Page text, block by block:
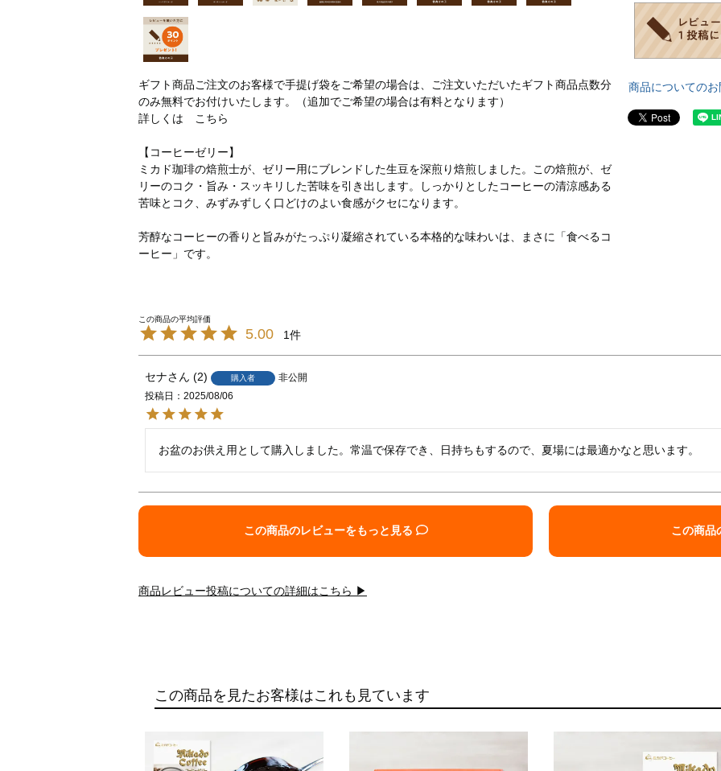
ギフト商品ご注文のお客様で手提げ袋をご希望の場合は、ご注文いただいたギフト商品点数分
のみ無料でお付けいたします。（追加でご希望の場合は有料となります）
詳しくは
こちら
【コーヒーゼリー】
ミカド珈琲の焙煎士が、ゼリー用にブレンドした生豆を深煎り焙煎しました。この焙煎が、ゼ
リーのコク・旨み・スッキリした苦味を引き出します。しっかりとしたコーヒーの清涼感ある
苦味とコク、みずみずしく口どけのよい食感がクセになります。
芳醇なコーヒーの香りと旨みがたっぷり凝縮されている本格的な味わいは、まさに「食べるコ
ーヒー」です。
商品についての
5.00 1
セナ 2 購入者
非公開
投稿日
2025/08/06
お盆のお供え用として購入しました。常温で保存でき、日持ちもするので、夏場には最適かなと思います。
この商品のレビューをもっと見る この商品
商品レビュー投稿についての詳細はこちら ▶
この商品を見たお客様はこれも見ています